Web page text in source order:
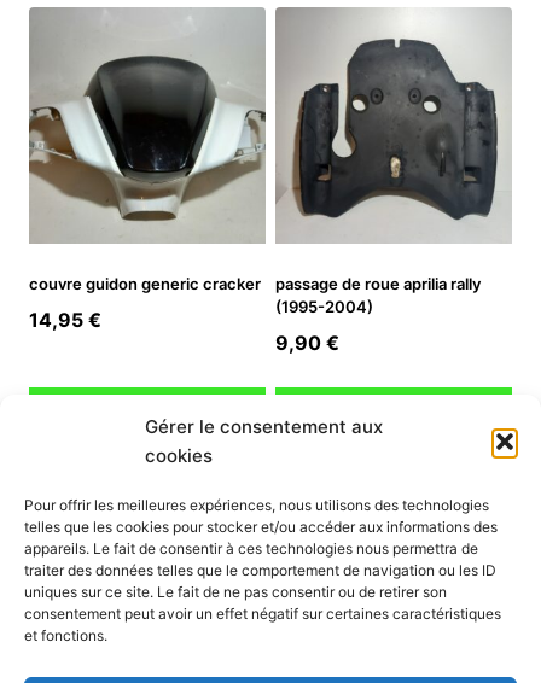
Gérer le consentement aux
cookies
Pour offrir les meilleures expériences, nous utilisons des technologies
telles que les cookies pour stocker et/ou accéder aux informations des
appareils. Le fait de consentir à ces technologies nous permettra de
traiter des données telles que le comportement de navigation ou les ID
uniques sur ce site. Le fait de ne pas consentir ou de retirer son
consentement peut avoir un effet négatif sur certaines caractéristiques
et fonctions.
couvre guidon generic cracker
14,95 €
passage de roue aprilia rally
(1995-2004)
9,90 €
INFORMATION
Mon compte
Nous contacter
Mode paiement
Nos services
Politique de confidentialité